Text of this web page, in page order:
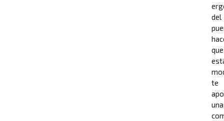
del
que
te
una